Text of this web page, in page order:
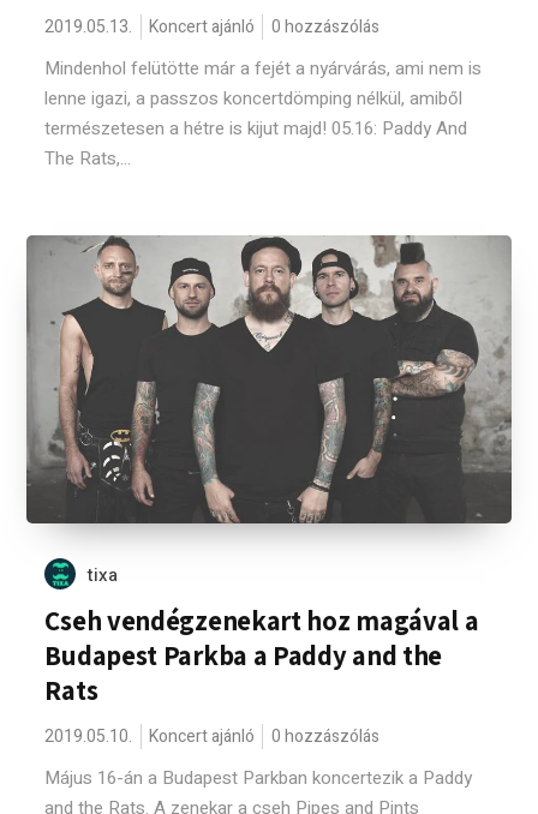
2019.05.13. Koncert ajánló 0 hozzászólás
Mindenhol felütötte már a fejét a nyárvárás, ami nem is
lenne igazi, a passzos koncertdömping nélkül, amiből
természetesen a hétre is kijut majd! 05.16: Paddy And
The Rats,...
tixa
Cseh vendégzenekart hoz magával a
Budapest Parkba a Paddy and the
Rats
2019.05.10. Koncert ajánló 0 hozzászólás
Május 16-án a Budapest Parkban koncertezik a Paddy
and the Rats. A zenekar a cseh Pipes and Pints